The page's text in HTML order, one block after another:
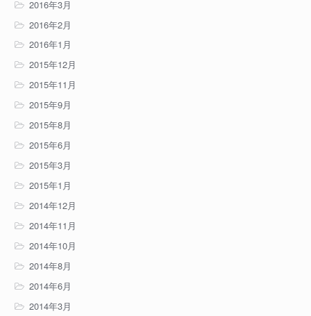
2016年3月
2016年2月
2016年1月
2015年12月
2015年11月
2015年9月
2015年8月
2015年6月
2015年3月
2015年1月
2014年12月
2014年11月
2014年10月
2014年8月
2014年6月
2014年3月